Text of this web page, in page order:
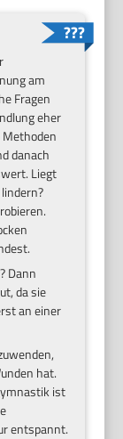
am
Fragen
eher
danach
Liegt
Dann
da sie
an einer
hat.
ist
entspannt.